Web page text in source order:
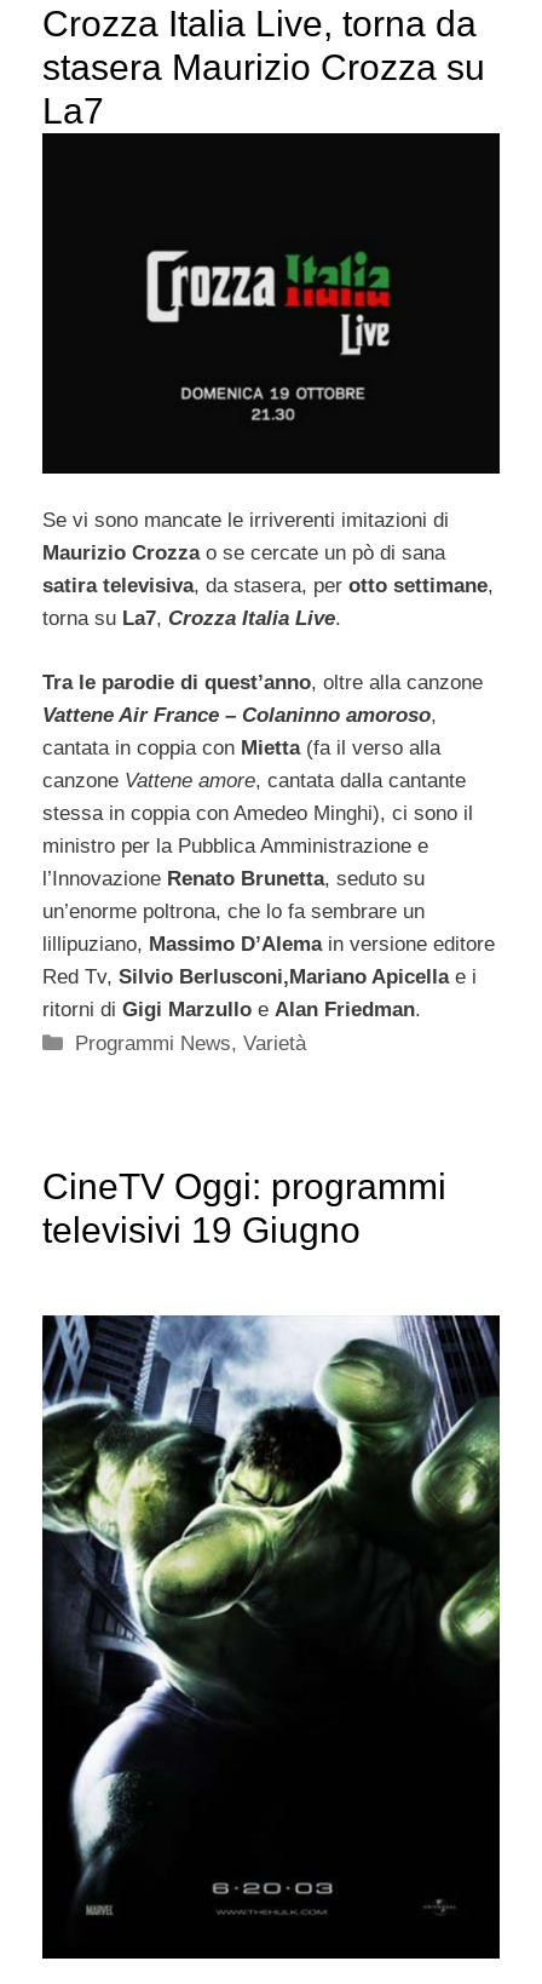
Crozza Italia Live, torna da
stasera Maurizio Crozza su
La7
Se vi sono mancate le irriverenti imitazioni di
Maurizio Crozzao se cercate un pò di sana
satira televisiva, da stasera, per otto settimane,
torna su La7, Crozza Italia Live.
Tra le parodie di quest’anno, oltre alla canzone
Vattene Air France – Colaninno amoroso,
cantata in coppia con Mietta(fa il verso alla
canzone Vattene amore, cantata dalla cantante
stessa in coppia con Amedeo Minghi), ci sono il
ministro per la Pubblica Amministrazione e
l’Innovazione Renato Brunetta, seduto su
un’enorme poltrona, che lo fa sembrare un
lillipuziano, Massimo D’Alemain versione editore
Red Tv, Silvio Berlusconi,Mariano Apicellae i
ritorni di Gigi Marzullo e Alan Friedman.
Categorie
Programmi News,Varietà
CineTV Oggi: programmi
televisivi 19 Giugno